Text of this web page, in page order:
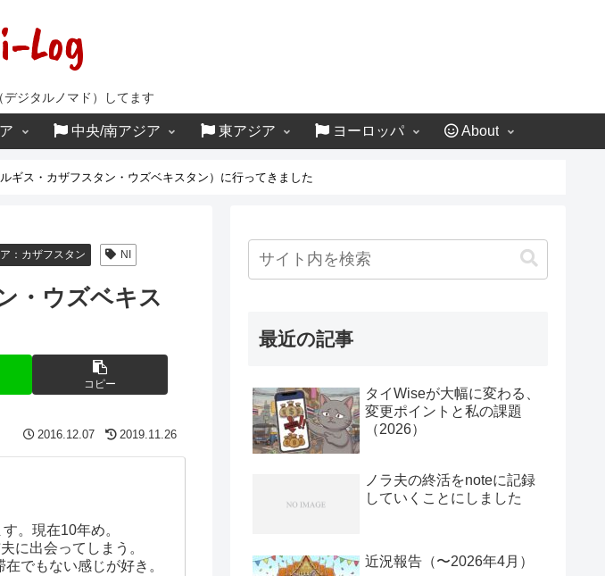
Log
ジタルノマド）してます
中央/南アジア 東アジア ヨーロッパ About
ギス・カザフスタン・ウズベキスタン）に行ってきました
：カザフスタン NI
・ウズベキス
コピー
2016.12.07 2019.11.26
。現在10年め。
に出会ってしまう。
でもない感じが好き。
最近の記事
タイWiseが大幅に変わる、
変更ポイントと私の課題
（2026）
ノラ夫の終活をnoteに記録
していくことにしました
近況報告（〜2026年4月）